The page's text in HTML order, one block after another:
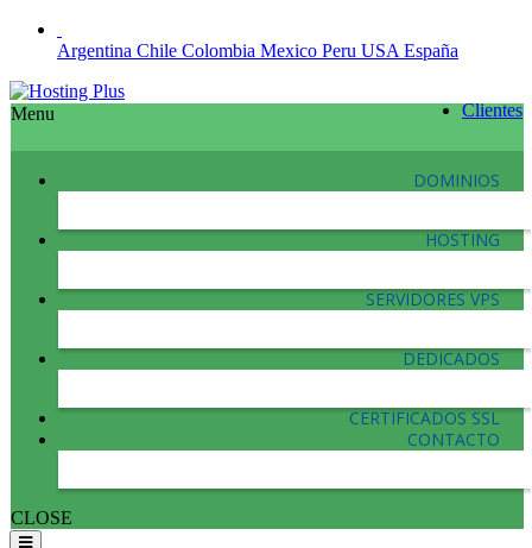
Argentina Chile Colombia Mexico Peru USA España
Clientes
Menu
DOMINIOS
HOSTING
SERVIDORES VPS
DEDICADOS
CERTIFICADOS SSL
CONTACTO
CLOSE